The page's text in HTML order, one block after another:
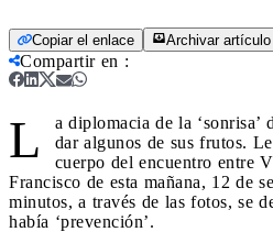
Copiar el enlace Archivar artículo
Compartir en :
L
a diplomacia de la ‘sonrisa’
dar algunos de sus frutos.
cuerpo del encuentro entre
Francisco de esta mañana, 12 de
minutos, a través de las fotos, se
había ‘prevención’.